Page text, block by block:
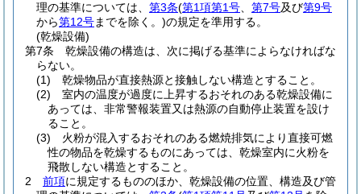
理の基準については、 第3条(第1項第1号 第7号及び第9号
から第12号までを除く。)の規定を準用する。
(乾燥設備)
第7条
乾燥設備の構造は、次に掲げる基準によらなければな
らない。
(1)
乾燥物品が直接熱源と接触しない構造とすること。
(2)
室内の温度が過度に上昇するおそれのある乾燥設備に
あっては、非常警報装置又は熱源の自動停止装置を設け
ること。
(3)
火粉が混入するおそれのある燃焼排気により直接可燃
性の物品を乾燥するものにあっては、乾燥室内に火粉を
飛散しない構造とすること。
2
前項に規定するもののほか、乾燥設備の位置、構造及び管